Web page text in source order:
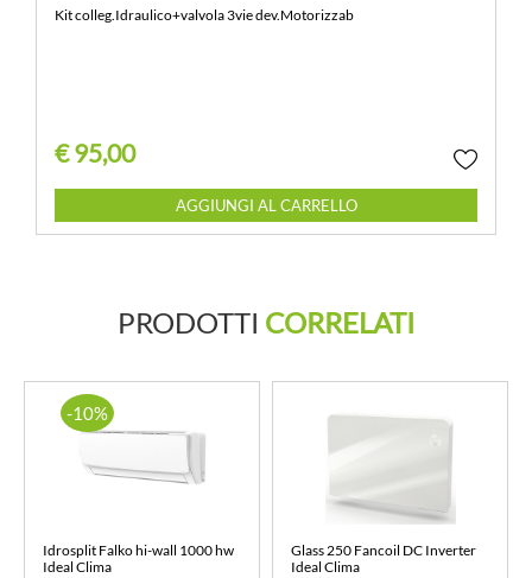
Kit colleg.Idraulico+valvola 3vie dev.Motorizzab
€ 95,00
Quantità
AGGIUNGI AL CARRELLO
PRODOTTI CORRELATI
-10%
Idrosplit Falko hi-wall 1000 hw
Ideal Clima
Glass 250 Fancoil DC Inverter
Ideal Clima